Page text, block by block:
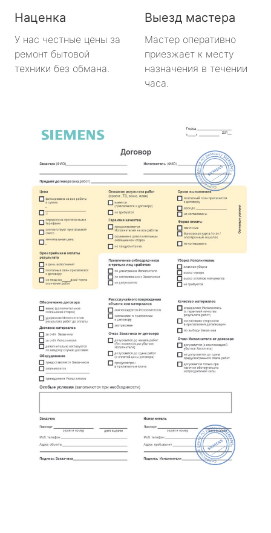
Наценка
У нас честные цены за
ремонт бытовой
техники без обмана.
Выезд мастера
Мастер оперативно
приезжает к месту
назначения в течении
часа.